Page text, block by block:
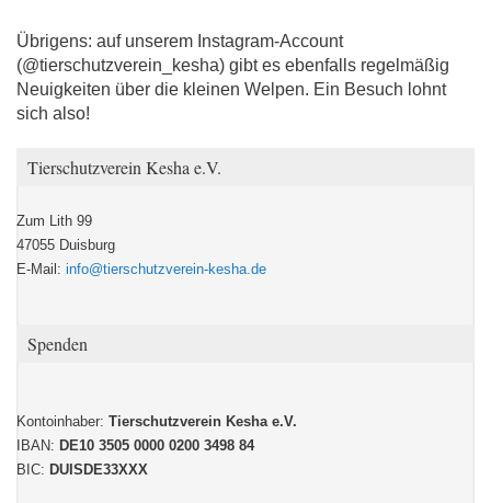
Übrigens: auf unserem Instagram-Account
(@tierschutzverein_kesha) gibt es ebenfalls regelmäßig
Neuigkeiten über die kleinen Welpen. Ein Besuch lohnt
sich also!
Tierschutzverein Kesha e.V.
Zum Lith 99
47055 Duisburg
E-Mail: info@tierschutzverein-kesha.de
Spenden
Kontoinhaber: Tierschutzverein Kesha e.V.
IBAN: DE10 3505 0000 0200 3498 84
BIC: DUISDE33XXX